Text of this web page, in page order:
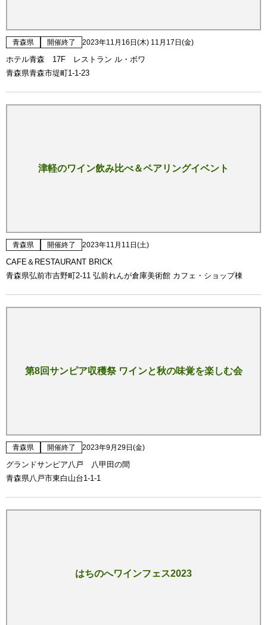
青森県 開催終了 2023年11月16日(木) 11月17日(金)
ホテル青森 17F レストラン ル・ボワ
青森県青森市堤町1-1-23
津軽のワイン飲み比べ＆ペアリングイベント
青森県 開催終了 2023年11月11日(土)
CAFE＆RESTAURANT BRICK
青森県弘前市吉野町2-11 弘前れんが倉庫美術館 カフェ・ショップ棟
第8回サンピア収穫祭 ワインと秋の味覚を楽しむ会
青森県 開催終了 2023年9月29日(金)
グランドサンピア八戸 八甲田の間
青森県八戸市東白山台1-1-1
はちのへワインフェス2023